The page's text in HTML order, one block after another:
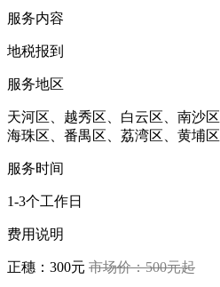
服务内容
地税报到
服务地区
天河区、越秀区、白云区、南沙区
海珠区、番禺区、荔湾区、黄埔区
服务时间
1-3个工作日
费用说明
正穗：300元 市场价：500元起